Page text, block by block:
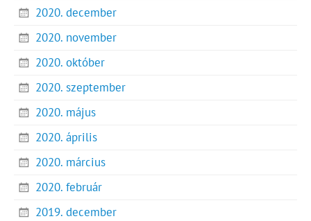
2020. december
2020. november
2020. október
2020. szeptember
2020. május
2020. április
2020. március
2020. február
2019. december